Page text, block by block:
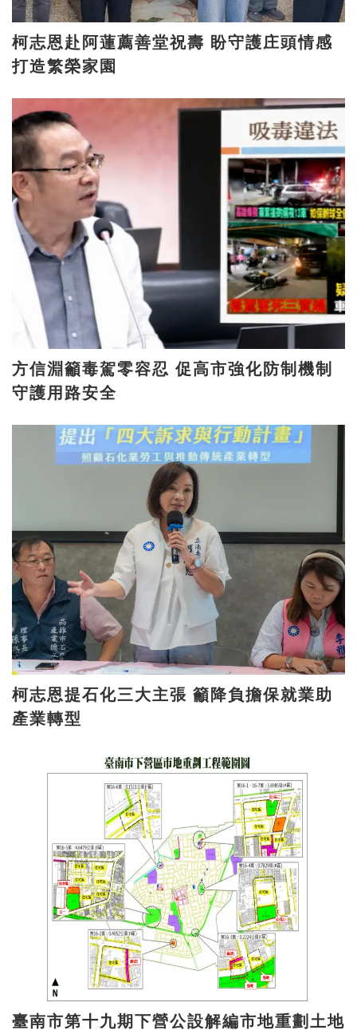
柯志恩赴阿蓮薦善堂祝壽 盼守護庄頭情感
打造繁榮家園
方信淵籲毒駕零容忍 促高市強化防制機制
守護用路安全
柯志恩提石化三大主張 籲降負擔保就業助
產業轉型
臺南市第十九期下營公設解編市地重劃土地